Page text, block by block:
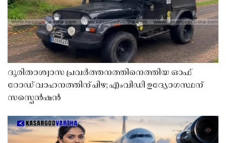
ദുരിതാശ്വാസ പ്രവർത്തനത്തിനെത്തിയ ഓഫ്
റോഡ് വാഹനത്തിന് പിഴ; എംവിഡി ഉദ്യോഗസ്ഥന്
സസ്പെൻഷൻ